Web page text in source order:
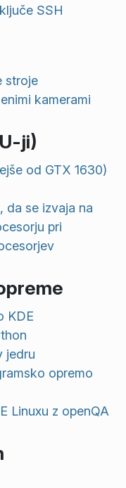
SSH
stroje
kamerami
ji)
od GTX 1630)
da se izvaja na
pri
KDE
jedru
opremo
Linuxu z openQA